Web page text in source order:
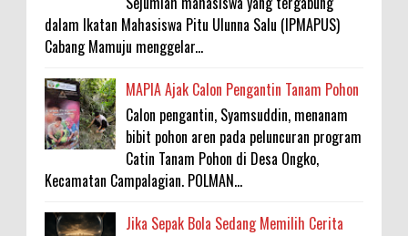
dalam Ikatan Mahasiswa Pitu Ulunna Salu (IPMAPUS)
Cabang Mamuju menggelar...
MAPIA Ajak Calon Pengantin Tanam Pohon
Calon pengantin, Syamsuddin, menanam
bibit pohon aren pada peluncuran program
Catin Tanam Pohon di Desa Ongko,
Kecamatan Campalagian. POLMAN...
Jika Sepak Bola Sedang Memilih Cerita